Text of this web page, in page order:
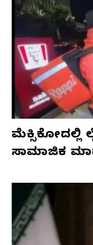
ಮೆಕ್ಸಿಕೋದಲ್ಲಿ
ಸಾಮಾಜಿಕ